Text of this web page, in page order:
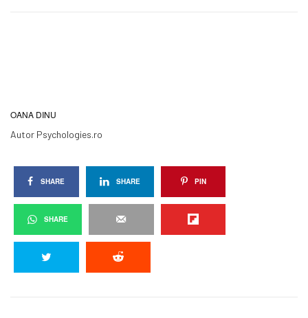
OANA DINU
Autor Psychologies.ro
SHARE SHARE PIN
SHARE